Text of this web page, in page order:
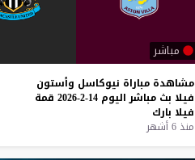
مباشر
مشاهدة مباراة نيوكاسل وأستون
فيلا بث مباشر اليوم 14-2-2026
قمة
فيلا بارك
منذ 6 أشهر